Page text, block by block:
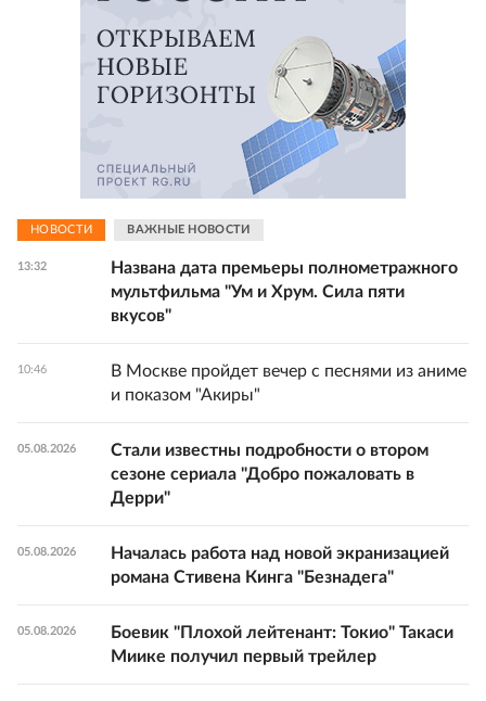
НОВОСТИ ВАЖНЫЕ НОВОСТИ
13:32
Названа дата премьеры полнометражного
мультфильма "Ум и Хрум. Сила пяти
вкусов"
10:46
В Москве пройдет вечер с песнями из аниме
и показом "Акиры"
05.08.2026
Стали известны подробности о втором
сезоне сериала "Добро пожаловать в
Дерри"
05.08.2026
Началась работа над новой экранизацией
романа Стивена Кинга "Безнадега"
05.08.2026
Боевик "Плохой лейтенант: Токио" Такаси
Миике получил первый трейлер